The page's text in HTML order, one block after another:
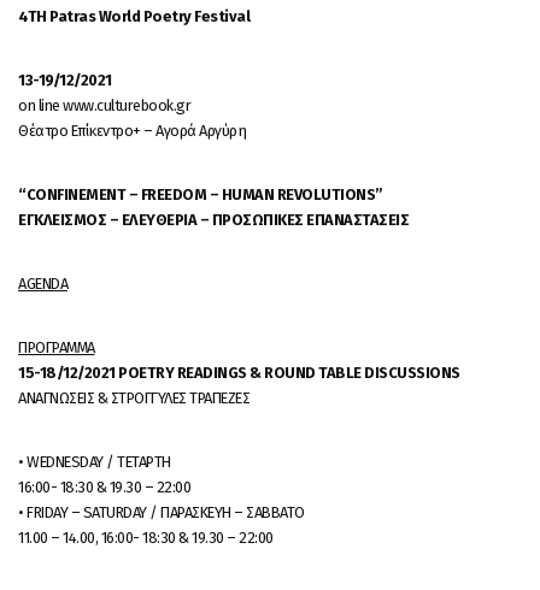
4TH Patras World Poetry Festival
13-19/12/2021
on line www.culturebook.gr
Θέατρο Επίκεντρο+ – Αγορά Αργύρη
“CONFINEMENT – FREEDOM – HUMAN REVOLUTIONS”
ΕΓΚΛΕΙΣΜΟΣ – ΕΛΕΥΘΕΡΙΑ – ΠΡΟΣΩΠΙΚΕΣ ΕΠΑΝΑΣΤΑΣΕΙΣ
AGENDA
ΠΡΟΓΡΑΜΜΑ
15-18/12/2021 POETRY READINGS & ROUND TABLE DISCUSSIONS
ΑΝΑΓΝΩΣΕΙΣ & ΣΤΡΟΓΓΥΛΕΣ ΤΡΑΠΕΖΕΣ
• WEDNESDAY / ΤΕΤΑΡΤΗ
16:00- 18:30 & 19.30 – 22:00
• FRIDAY – SATURDAY / ΠΑΡΑΣΚΕΥΗ – ΣΑΒΒΑΤΟ
11.00 – 14.00, 16:00- 18:30 & 19.30 – 22:00